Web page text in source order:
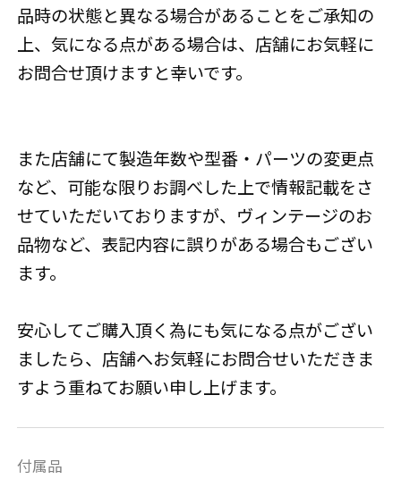
品時の状態と異なる場合があることをご承知の
上、気になる点がある場合は、店舗にお気軽に
お問合せ頂けますと幸いです。
また店舗にて製造年数や型番・パーツの変更点
など、可能な限りお調べした上で情報記載をさ
せていただいておりますが、ヴィンテージのお
品物など、表記内容に誤りがある場合もござい
ます。
安心してご購入頂く為にも気になる点がござい
ましたら、店舗へお気軽にお問合せいただきま
すよう重ねてお願い申し上げます。
付属品